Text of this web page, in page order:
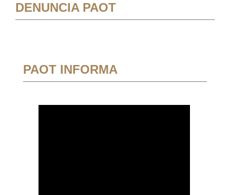
DENUNCIA PAOT
PAOT INFORMA